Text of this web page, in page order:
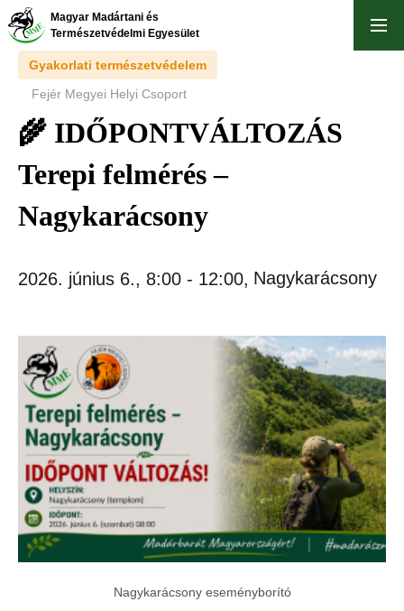
Ugrás
tartalomra
Magyar Madártani és
Természetvédelmi Egyesület
Gyakorlati természetvédelem
Fejér Megyei Helyi Csoport
🌾 IDŐPONTVÁLTOZÁS
Terepi felmérés –
Nagykarácsony
2026. június 6., 8:00 - 12:00, Nagykarácsony
Nagykarácsony eseményborító